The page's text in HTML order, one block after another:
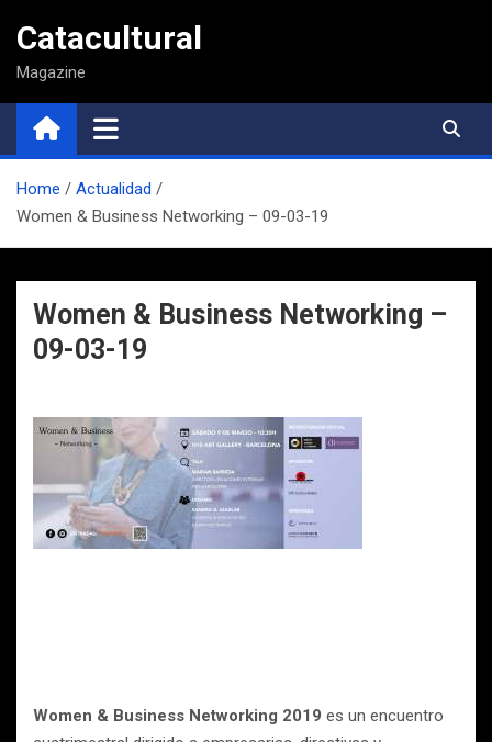
contenido
Catacultural
Magazine
Home
Actualidad
Women & Business Networking – 09-03-19
Women & Business Networking –
09-03-19
Women & Business Networking 2019 es un encuentro